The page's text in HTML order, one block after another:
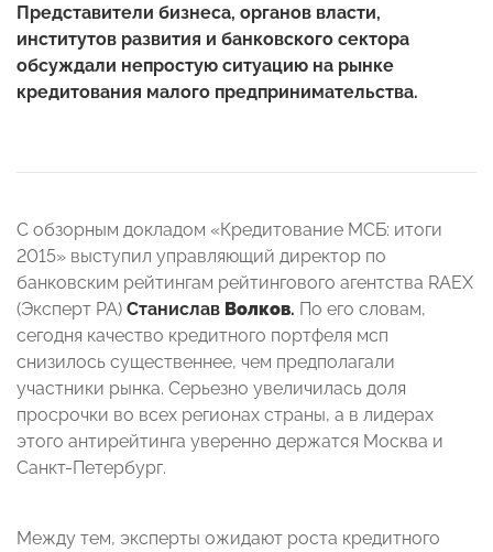
Представители бизнеса, органов власти,
институтов развития и банковского сектора
обсуждали непростую ситуацию на рынке
кредитования малого предпринимательства.
С обзорным докладом «Кредитование МСБ: итоги
2015» выступил управляющий директор по
банковским рейтингам рейтингового агентства RAEX
(Эксперт РА) Станислав Волков. По его словам,
сегодня качество кредитного портфеля мсп
снизилось существеннее, чем предполагали
участники рынка. Серьезно увеличилась доля
просрочки во всех регионах страны, а в лидерах
этого антирейтинга уверенно держатся Москва и
Санкт-Петербург.
Между тем, эксперты ожидают роста кредитного